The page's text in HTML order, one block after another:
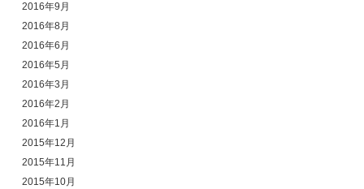
2016年9月
2016年8月
2016年6月
2016年5月
2016年3月
2016年2月
2016年1月
2015年12月
2015年11月
2015年10月